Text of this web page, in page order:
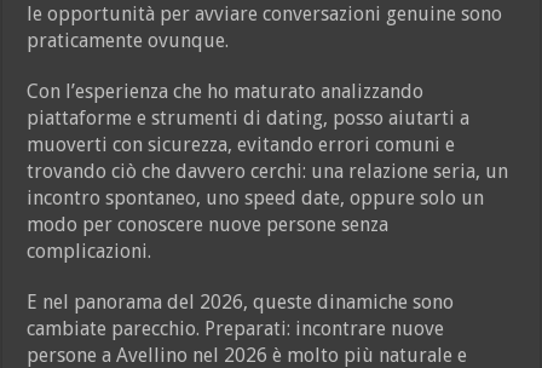
le opportunità per avviare conversazioni genuine sono
praticamente ovunque.
Con l’esperienza che ho maturato analizzando
piattaforme e strumenti di dating, posso aiutarti a
muoverti con sicurezza, evitando errori comuni e
trovando ciò che davvero cerchi: una relazione seria, un
incontro spontaneo, uno speed date, oppure solo un
modo per conoscere nuove persone senza
complicazioni.
E nel panorama del 2026, queste dinamiche sono
cambiate parecchio. Preparati: incontrare nuove
persone a Avellino nel 2026 è molto più naturale e